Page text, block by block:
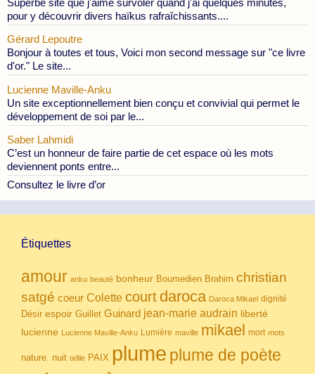
pour y découvrir divers haïkus rafraîchissants....
Gérard Lepoutre
Bonjour à toutes et tous, Voici mon second message sur "ce livre
d'or." Le site...
Lucienne Maville-Anku
Un site exceptionnellement bien conçu et convivial qui permet le
développement de soi par le...
Saber Lahmidi
C’est un honneur de faire partie de cet espace où les mots
deviennent ponts entre...
Consultez le livre d’or
Étiquettes
amour anku beauté bonheur Boumedien Brahim christian
satgé coeur Colette court daroca Daroca Mikael dignité
Désir espoir Guillet Guinard jean-marie audrain liberté
lucienne Lucienne Maville-Anku Lumière maville mikael mort mots
nature. nuit odile PAIX plume plume de poète